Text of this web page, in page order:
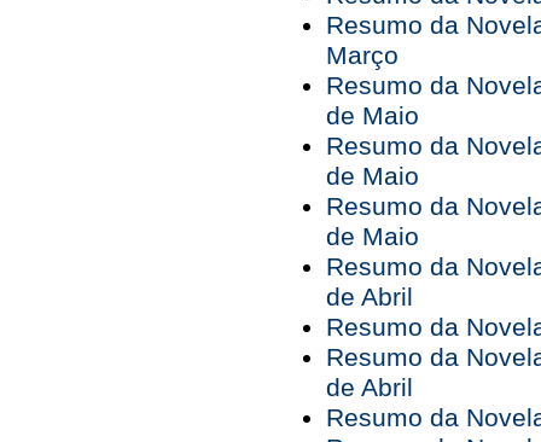
Resumo da
Março
Resumo da
de Maio
Resumo da
de Maio
Resumo da
de Maio
Resumo da
de Abril
Resumo da
Resumo da
de Abril
Resumo da